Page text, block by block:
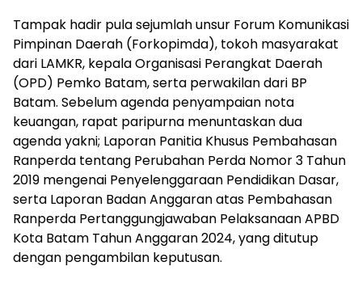
Tampak hadir pula sejumlah unsur Forum Komunikasi
Pimpinan Daerah (Forkopimda), tokoh masyarakat
dari LAMKR, kepala Organisasi Perangkat Daerah
(OPD) Pemko Batam, serta perwakilan dari BP
Batam. Sebelum agenda penyampaian nota
keuangan, rapat paripurna menuntaskan dua
agenda yakni; Laporan Panitia Khusus Pembahasan
Ranperda tentang Perubahan Perda Nomor 3 Tahun
2019 mengenai Penyelenggaraan Pendidikan Dasar,
serta Laporan Badan Anggaran atas Pembahasan
Ranperda Pertanggungjawaban Pelaksanaan APBD
Kota Batam Tahun Anggaran 2024, yang ditutup
dengan pengambilan keputusan.